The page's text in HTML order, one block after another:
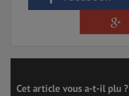
Cet article vous a-t-il plu ?